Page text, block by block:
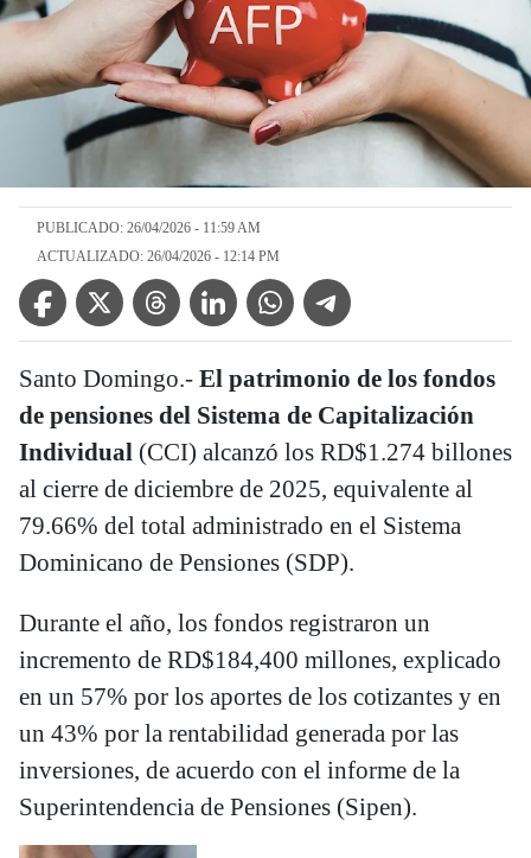
PUBLICADO: 26/04/2026 - 11:59 AM
ACTUALIZADO: 26/04/2026 - 12:14 PM
Facebook IconTwitter IconThreads IconLinkedin IconWhatsApp IconTelegram Icon
Santo Domingo.- El patrimonio de los fondos
de pensiones del Sistema de Capitalización
Individual (CCI) alcanzó los RD$1.274 billones
al cierre de diciembre de 2025, equivalente al
79.66% del total administrado en el Sistema
Dominicano de Pensiones (SDP).
Durante el año, los fondos registraron un
incremento de RD$184,400 millones, explicado
en un 57% por los aportes de los cotizantes y en
un 43% por la rentabilidad generada por las
inversiones, de acuerdo con el informe de la
Superintendencia de Pensiones (Sipen).